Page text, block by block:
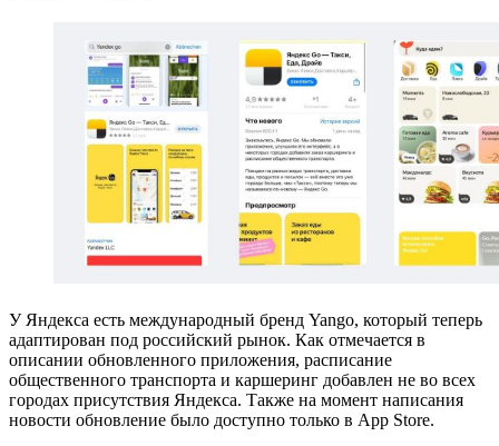
У Яндекса есть международный бренд Yango, который теперь
адаптирован под российский рынок. Как отмечается в
описании обновленного приложения, расписание
общественного транспорта и каршеринг добавлен не во всех
городах присутствия Яндекса. Также на момент написания
новости обновление было доступно только в App Store.